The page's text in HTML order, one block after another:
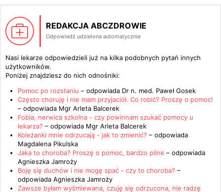
REDAKCJA ABCZDROWIE
Odpowiedź udzielona automatycznie
Nasi lekarze odpowiedzieli już na kilka podobnych pytań innych
użytkowników.
Poniżej znajdziesz do nich odnośniki:
Pomoc po rozstaniu – odpowiada Dr n. med. Paweł Gosek
Często choruję i nie mam przyjaciół. Co robić? Proszę o pomoc!
– odpowiada Mgr Arleta Balcerek
Fobia, nerwica szkolna - czy powinnam szukać pomocy u
lekarza? – odpowiada Mgr Arleta Balcerek
Koleżanki mnie odrzucają - jak to zmienić? – odpowiada
Magdalena Pikulska
Jaka to choroba? Proszę o pomoc, bardzo pilne – odpowiada
Agnieszka Jamroży
Boję się duchów i nie mogę spać - czy to choroba? –
odpowiada Agnieszka Jamroży
Zawsze byłam wyśmiewana, czuję się odrzucona, nie radzę